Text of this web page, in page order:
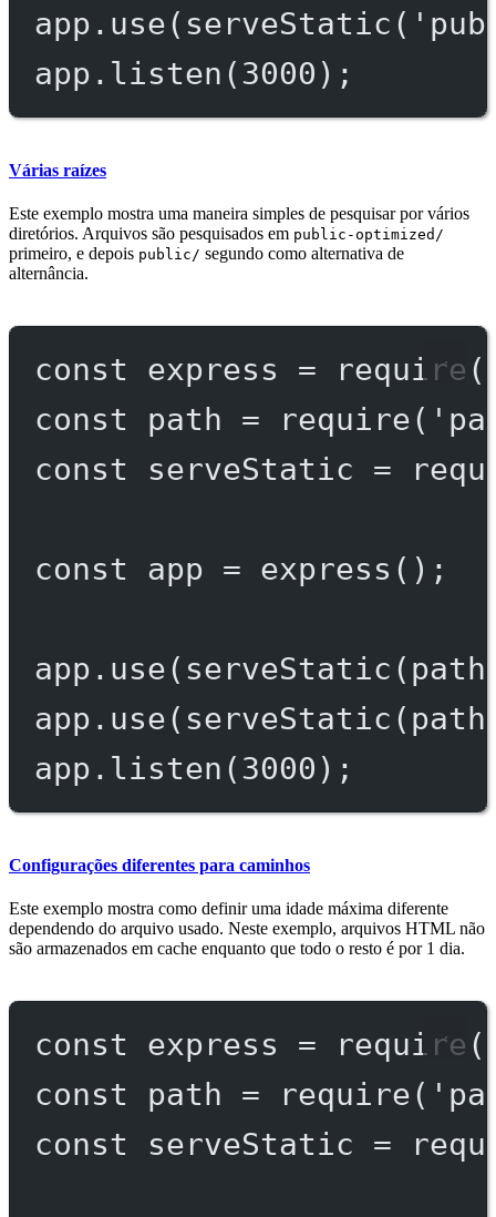
app. use( serveStatic (
app. listen (3000 );
Várias raízes
Este exemplo mostra uma maneira simples de pesquisar por vários
diretórios. Arquivos são pesquisados em public-optimized/
primeiro, e depois public/ segundo como alternativa de
alternância.
const express = require (
const
path = require(
const
serveStatic =
const app = express ();
app. use( serveStatic
app. use( serveStatic
app. listen (3000 );
Configurações diferentes para caminhos
Este exemplo mostra como definir uma idade máxima diferente
dependendo do arquivo usado. Neste exemplo, arquivos HTML não
são armazenados em cache enquanto que todo o resto é por 1 dia.
const express = require (
const
path = require(
const
serveStatic =